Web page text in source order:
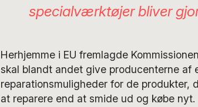
specialværktøjer bliver
Herhjemme i EU fremlagde
skal blandt andet give producenterne
reparationsmuligheder for de
at reparere end at smide ud og købe nyt.